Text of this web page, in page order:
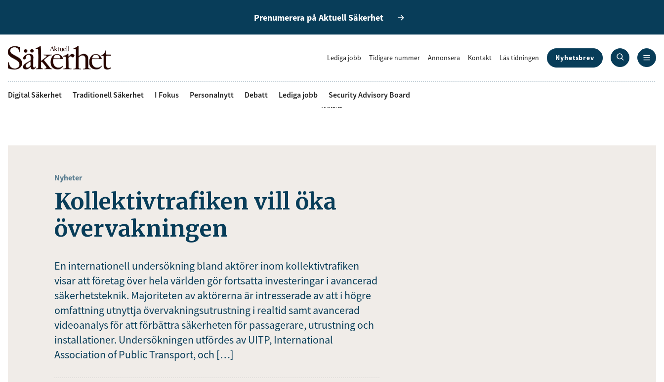
Prenumerera på Aktuell Säkerhet
Lediga jobb Tidigare nummer Annonsera Kontakt Läs tidningen Nyhetsbrev
Digital Säkerhet Traditionell Säkerhet I Fokus Personalnytt Debatt Lediga jobb Security Advisory Board
ANNONS
Nyheter
Kollektivtrafiken vill öka
övervakningen
En internationell undersökning bland aktörer inom kollektivtrafiken
visar att företag över hela världen gör fortsatta investeringar i avancerad
säkerhetsteknik. Majoriteten av aktörerna är intresserade av att i högre
omfattning utnyttja övervakningsutrustning i realtid samt avancerad
videoanalys för att förbättra säkerheten för passagerare, utrustning och
installationer. Undersökningen utfördes av UITP, International
Association of Public Transport, och […]